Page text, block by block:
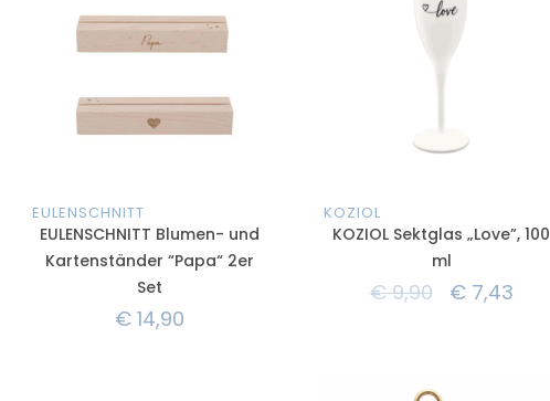
EULENSCHNITT
EULENSCHNITT Blumen- und
Kartenständer “Papa“ 2er
Set
€ 14,90
KOZIOL
KOZIOL Sektglas „Love”, 100
ml
€9,90 €7,43